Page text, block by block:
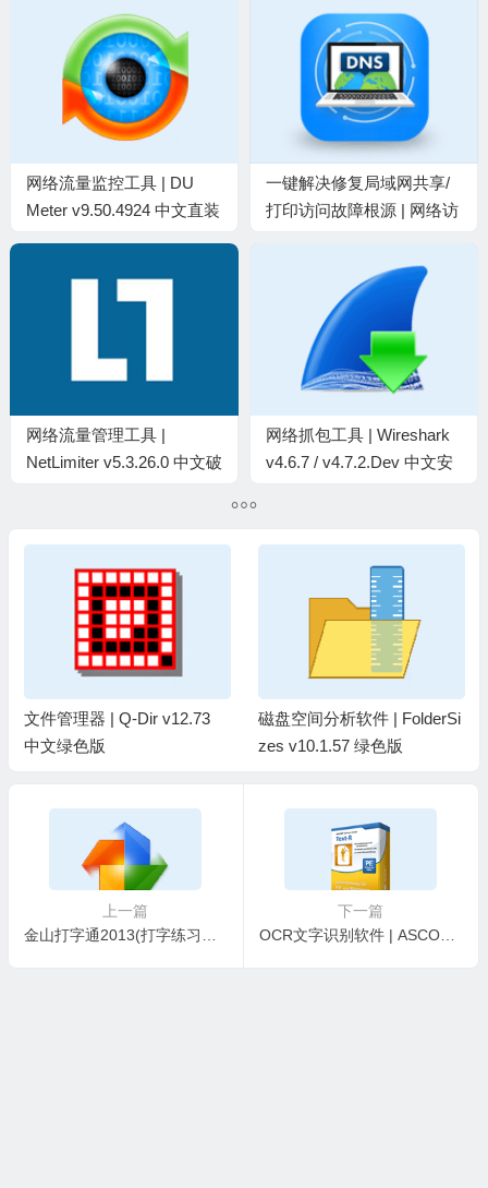
网络流量监控工具 | DU
Meter v9.50.4924 中文直装
一键解决修复局域网共享/
打印访问故障根源 | 网络访
网络流量管理工具 |
NetLimiter v5.3.26.0 中文破
网络抓包工具 | Wireshark
v4.6.7 / v4.7.2.Dev 中文安
文件管理器 | Q-Dir v12.73
中文绿色版
磁盘空间分析软件 | FolderSi
zes v10.1.57 绿色版
上一篇
金山打字通2013(打字练习测试软件) 中文绿色版
下一篇
OCR文字识别软件 | ASCOMP Text-R Pro v2.011 便携版